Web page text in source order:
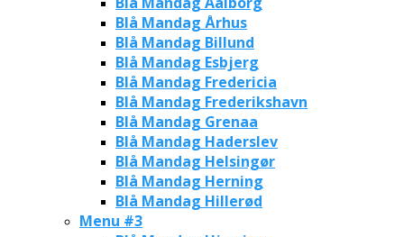
Blå Mandag Århus
Blå Mandag Billund
Blå Mandag Esbjerg
Blå Mandag Fredericia
Blå Mandag Frederikshavn
Blå Mandag Grenaa
Blå Mandag Haderslev
Blå Mandag Helsingør
Blå Mandag Herning
Blå Mandag Hillerød
Menu #3